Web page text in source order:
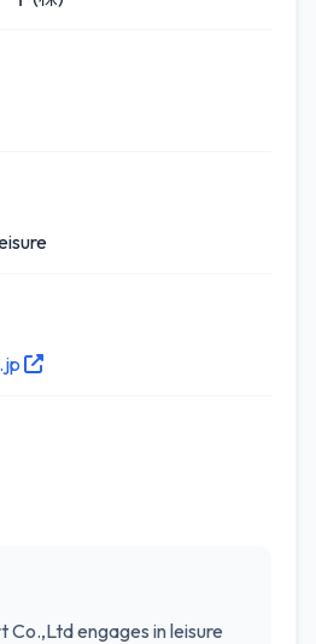
Co.,Ltd engages in leisure